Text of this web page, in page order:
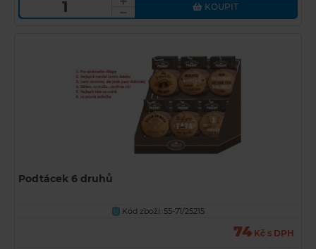
KOUPIT
Podtácek 6 druhů
U Kód zboží: 55-71/25215
74 Kč s DPH